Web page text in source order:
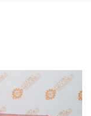
SALDO!